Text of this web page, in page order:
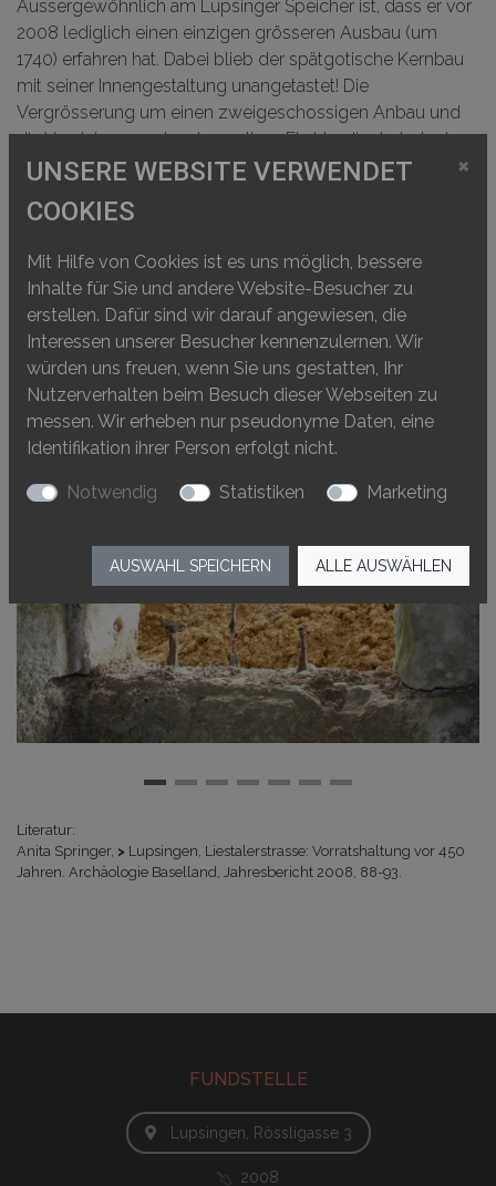
Aussergewöhnlich am Lupsinger Speicher ist, dass er vor
2008 lediglich einen einzigen grösseren Ausbau (um
1740) erfahren hat. Dabei blieb der spätgotische Kernbau
mit seiner Innengestaltung unangetastet! Die
Vergrösserung um einen zweigeschossigen Anbau und
die Vereinigung unter demselben First bedingte jedoch
die Aufstockung des Kernbaus. Der Einbau eines Kamins
der ebenerdige neue Keller als Werkraum genutzt wurde.
meisten Fenster des Anbaus auffällig vergrössert und die
offene Seite des ersten Obergeschosses zugemauert. Er
diente nun womöglich als Webzimmer oder zusätzlicher
Wohnraum.
Literatur:
Anita Springer, > Lupsingen, Liestalerstrasse: Vorratshaltung vor 450
Jahren. Archäologie Baselland, Jahresbericht 2008, 88-93.
FUNDSTELLE
Lupsingen, Rössligasse 3
2008
UNSERE WEBSITE VERWENDET
COOKIES
×
Mit Hilfe von Cookies ist es uns möglich, bessere
Inhalte für Sie und andere Website-Besucher zu
erstellen. Dafür sind wir darauf angewiesen, die
Interessen unserer Besucher kennenzulernen. Wir
würden uns freuen, wenn Sie uns gestatten, Ihr
Nutzerverhalten beim Besuch dieser Webseiten zu
messen. Wir erheben nur pseudonyme Daten, eine
Identifikation ihrer Person erfolgt nicht.
Notwendig Statistiken Marketing
AUSWAHL SPEICHERN ALLE AUSWÄHLEN